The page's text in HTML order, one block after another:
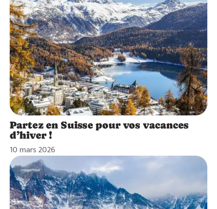
Partez en Suisse pour vos vacances
d’hiver !
10 mars 2026